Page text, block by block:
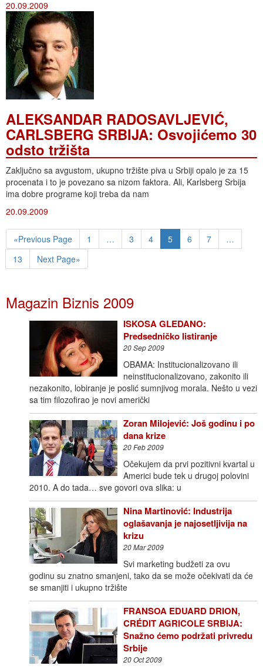
20.09.2009
ALEKSANDAR RADOSAVLJEVIĆ,
CARLSBERG SRBIJA: Osvojićemo 30
odsto tržišta
Zaključno sa avgustom, ukupno tržište piva u Srbiji opalo je za 15
procenata i to je povezano sa nizom faktora. Ali, Karlsberg Srbija
ima dobre programe koji treba da nam
20.09.2009
«Previous Page 1 … 3 4 5 6 7
…
13
Next Page»
Magazin Biznis 2009
ISKOSA GLEDANO:
Predsedničko listiranje
20 Sep 2009
OBAMA: Institucionalizovano ili
neinstitucionalizovano, zakonito ili
nezakonito, lobiranje je poslić sumnjivog morala. Nešto u vezi
sa tim filozofirao je novi američki
Zoran Milojević: Još godinu i po
dana krize
20 Feb 2009
Očekujem da prvi pozitivni kvartal u
Americi bude tek u drugoj polovini
2010. A do tada… sve govori ova slika: u
Nina Martinović: Industrija
oglašavanja je najosetljivija na
krizu
20 Mar 2009
Svi marketing budžeti za ovu
godinu su znatno smanjeni, tako da se može očekivati da će
se smanjiti i ukupno tržište
FRANSOA EDUARD DRION,
CRÉDIT AGRICOLE SRBIJA:
Snažno ćemo podržati privredu
Srbije
20 Oct 2009